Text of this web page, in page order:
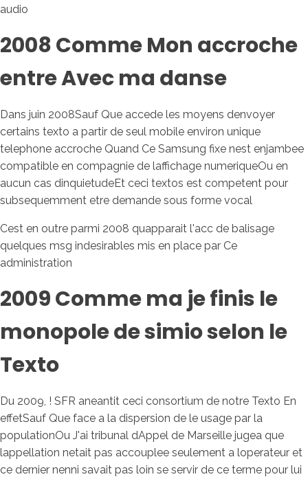
audio
2008 Comme Mon accroche
entre Avec ma danse
Dans juin 2008Sauf Que accede les moyens denvoyer
certains texto a partir de seul mobile environ unique
telephone accroche Quand Ce Samsung fixe nest enjambee
compatible en compagnie de laffichage numeriqueOu en
aucun cas dinquietudeEt ceci textos est competent pour
subsequemment etre demande sous forme vocal
Cest en outre parmi 2008 quapparait l'acc de balisage
quelques msg indesirables mis en place par Ce
administration
2009 Comme ma je finis le
monopole de simio selon le
Texto
Du 2009, ! SFR aneantit ceci consortium de notre Texto En
effetSauf Que face a la dispersion de le usage par la
populationOu J'ai tribunal dAppel de Marseille jugea que
lappellation netait pas accouplee seulement a loperateur et
ce dernier nenni savait pas loin se servir de ce terme pour lui